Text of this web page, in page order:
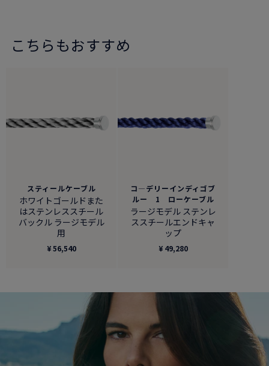
こちらもおすすめ
スティールケーブル
ホワイトゴールドまた
はステンレススチール
バックル ラージモデル
用
¥ 56,540
コ―デリーインディゴブ
ルー 1 ローケーブル
ラージモデル ステンレ
ススチールエンドキャ
ップ
¥ 49,280